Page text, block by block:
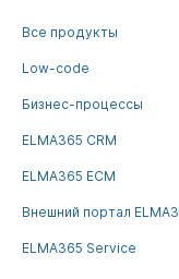
Все продукты
Low-code
Бизнес-процессы
ELMA365 CRM
ELMA365 ECM
Внешний портал
ELMA365 Service